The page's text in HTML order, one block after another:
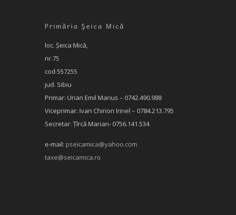
Primăria Şeica Mică
loc. Şeica Mică,
nr.75
cod 557255
jud. Sibiu
Primar: Urian Emil Marius – 0742.490.988
Viceprimar: Ivan Chirion Irinel – 0784.213.795
Secretar: Țîrcă Marian- 0756.141.534
e-mail: pseicamica@yahoo.com
taxe@seicamica.ro